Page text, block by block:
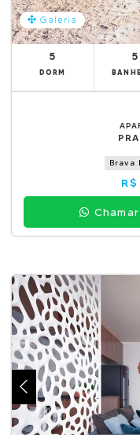
Galeria
5
DORM
5
Brava